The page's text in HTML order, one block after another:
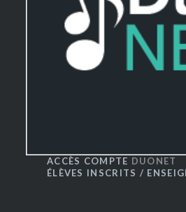
ACCÈS COMPTE DUONET
ÉLÈVES INSCRITS /